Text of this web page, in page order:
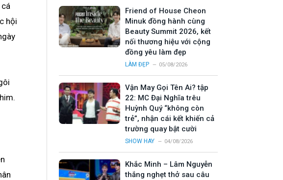
hội
Friend of House Cheon
Minuk đồng hành cùng
Beauty Summit 2026, kết
nối thương hiệu với cộng
đồng yêu làm đẹp
LÀM ĐẸP 05/08/2026
Vận May Gọi Tên Ai? tập
22: MC Đại Nghĩa trêu
Huỳnh Quý “không còn
trẻ”, nhận cái kết khiến cả
trường quay bật cười
SHOW HAY 04/08/2026
Khắc Minh – Lâm Nguyễn
thắng nghẹt thở sau câu